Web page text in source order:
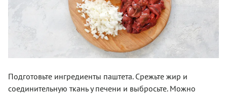
Подготовьте ингредиенты паштета. Срежьте жир и
соединительную ткань у печени и выбросьте. Можно